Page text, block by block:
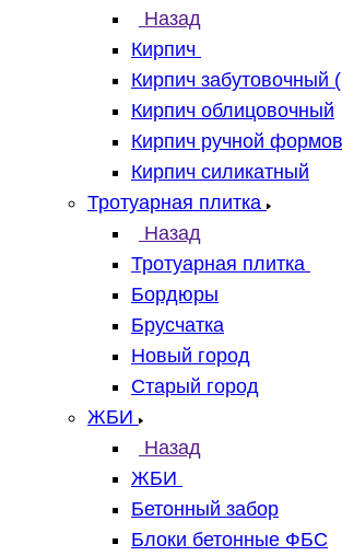
Назад
Кирпич
Кирпич забутовочный
Кирпич облицовочный
Кирпич ручной
Кирпич силикатный
Тротуарная плитка
Назад
Тротуарная плитка
Бордюры
Брусчатка
Новый город
Старый город
ЖБИ
Назад
ЖБИ
Бетонный забор
Блоки бетонные ФБС